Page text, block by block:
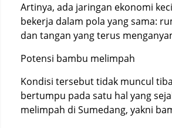
Artinya, ada jaringan ekonomi
bekerja dalam pola yang sama:
dan tangan yang terus
Potensi bambu melimpah
Kondisi tersebut tidak muncul
bertumpu pada satu hal yang
melimpah di Sumedang, yakni